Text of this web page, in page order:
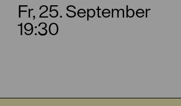
Fr, 25. September
19:30